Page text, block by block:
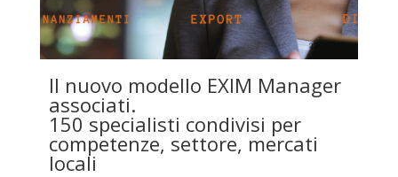
Il nuovo modello EXIM Manager
associati.
150 specialisti condivisi per
competenze, settore, mercati
locali